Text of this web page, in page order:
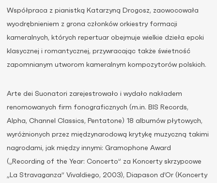
Współpraca z pianistką Katarzyną Drogosz, zaowocowała
wyodrębnieniem z grona członków orkiestry formacji
kameralnych, których repertuar obejmuje wielkie dzieła epoki
klasycznej i romantycznej, przywracając także świetność
zapomnianym utworom kameralnym kompozytorów polskich.
Arte dei Suonatori zarejestrowało i wydało nakładem
renomowanych firm fonograficznych (m.in. BIS Records,
Alpha, Channel Classics, Pentatone) 18 albumów płytowych,
wyróżnionych przez międzynarodową krytykę muzyczną takimi
nagrodami, jak między innymi: Gramophone Award
(„Recording of the Year: Concerto” za Koncerty skrzypcowe
„La Stravaganza” Vivaldiego, 2003), Diapason d’Or (Koncerty